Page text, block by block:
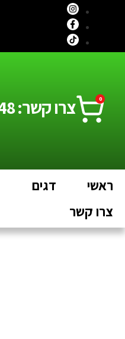
0 צרו קשר: 08-674-4248
ראשי דגים
צרו קשר